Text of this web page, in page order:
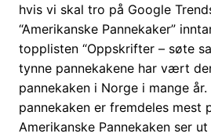
hvis vi skal tro på Google
“Amerikanske Pannekaker”
topplisten “Oppskrifter – søte
tynne pannekakene har vært
pannekaken i Norge i mange
pannekaken er fremdeles mest
Amerikanske Pannekaken ser